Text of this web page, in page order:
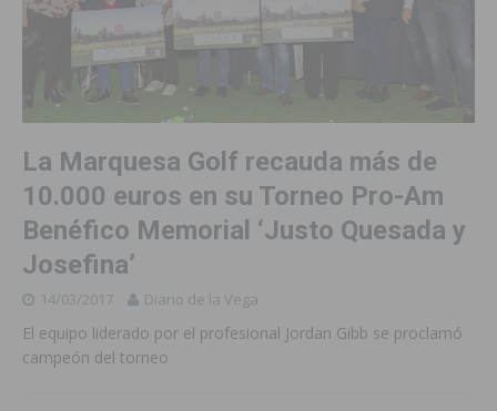
La Marquesa Golf recauda más de
10.000 euros en su Torneo Pro-Am
Benéfico Memorial ‘Justo Quesada y
Josefina’
14/03/2017 Diario de la Vega
El equipo liderado por el profesional Jordan Gibb se proclamó
campeón del torneo